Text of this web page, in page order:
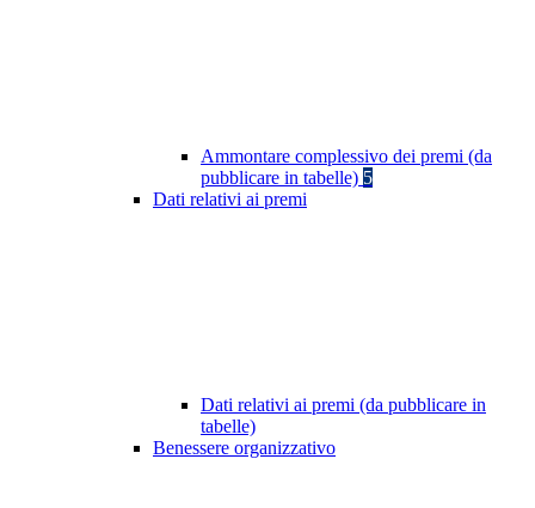
Ammontare complessivo dei premi (da
pubblicare in tabelle) 5
Dati relativi ai premi
Dati relativi ai premi (da pubblicare in
tabelle)
Benessere organizzativo